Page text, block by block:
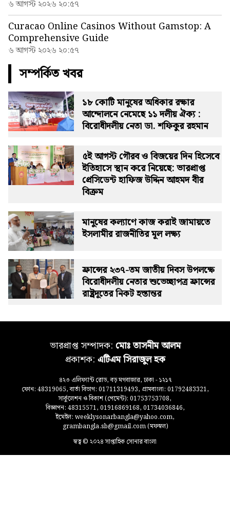
৬ আগস্ট ২০২৬ ২০:৫৭
Curacao Online Casinos Without Gamstop: A
Comprehensive Guide
৬ আগস্ট ২০২৬ ২০:৫৭
সম্পর্কিত খবর
১৮ কোটি মানুষের অধিকার রক্ষার
আন্দোলনে নেমেছে ১১ দলীয় ঐক্য :
বিরোধীদলীয় নেতা ডা. শফিকুর রহমান
৫ই আগস্ট গৌরব ও বিজয়ের দিন হিসেবে
ইতিহাসে স্থান করে নিয়েছে: ভারপ্রাপ্ত
প্রেসিডেন্ট হাফিজ উদ্দিন আহমদ বীর
বিক্রম
মানুষের কল্যাণে কাজ করাই জামায়তে
ইসলামীর রাজনীতির মূল লক্ষ্য
ফ্রান্সের ২৩৭-তম জাতীয় দিবস উপলক্ষে
বিরোধীদলীয় নেতার শুভেচ্ছাপত্র ফ্রান্সের
রাষ্ট্রদূতের নিকট হস্তান্তর
ভারপ্রাপ্ত সম্পাদক: মোঃ তাসনীম আলম
প্রকাশক: এটিএম সিরাজুল হক
৪২৩ এলিফ্যান্ট রোড, বড় মগবাজার, ঢাকা - ১২১৭
ফোন: 48319065, বার্তা বিভাগ: 01711319493, গ্রামবাংলা: 01792483321,
সার্কুলেশন ও বিকাশ (পেমেন্ট): 01753753708,
বিজ্ঞাপন: 48315571, 01916869168, 01734036846,
ইমেইল: weeklysonarbangla@yahoo.com,
grambangla.sb@gmail.com (মফস্বল)
স্বত্ব © ২০২৪ সাপ্তাহিক সোনার বাংলা